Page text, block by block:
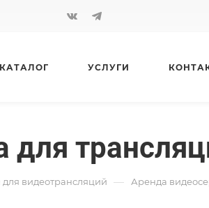
КАТАЛОГ УСЛУГИ
для
видеотрансляций — Аренда